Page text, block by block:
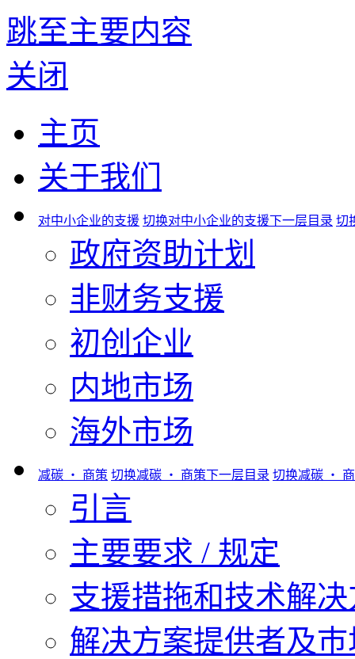
跳至主要内容
关闭
主页
关于我们
对中小企业的支援 切换对中小企业的支援下一层目录 切
政府资助计划
非财务支援
初创企业
内地市场
海外市场
减碳 ‧ 商策 切换减碳 ‧ 商策下一层目录 切换减碳 ‧
引言
主要要求 / 规定
支援措拖和技术解
解决方案提供者及